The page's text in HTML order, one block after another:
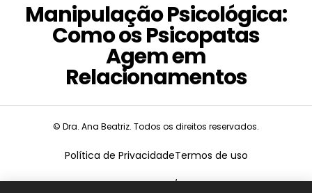
Manipulação Psicológica:
Como os Psicopatas
Agem em
Relacionamentos
© Dra. Ana Beatriz. Todos os direitos reservados.
Política de PrivacidadeTermos de uso
CNPJ:19.675.026/0001-68